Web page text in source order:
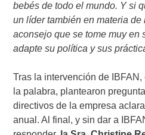
bebés de todo el mundo. Y si
un líder también en materia
aconsejo que se tome muy en
adapte su política y sus
Tras la intervención de
la palabra, plantearon
directivos de la empresa
anual. Al final, y sin dar a